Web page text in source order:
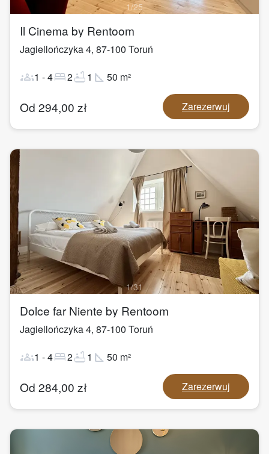
1/25
Il Cinema by Rentoom
Jagiellończyka 4, 87-100 Toruń
groups1 -4bed2bathtub1 square_foot 50 m²
Od 294,00 zł Zarezerwuj
1/31
Dolce far Niente by Rentoom
Jagiellończyka 4, 87-100 Toruń
groups1 -4bed2bathtub1 square_foot 50 m²
Od 284,00 zł Zarezerwuj